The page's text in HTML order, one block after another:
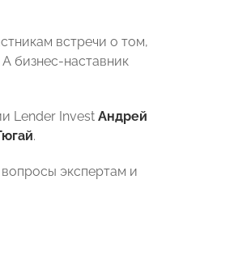
встречи о том,
бизнес-наставник
Lender Invest Андрей
.
экспертам и